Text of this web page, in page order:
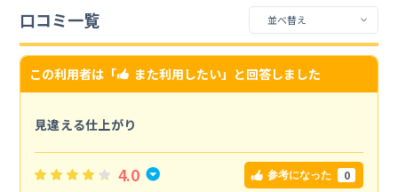
口コミ一覧
この利用者は「 また利用したい」と回答しました
見違える仕上がり
4.0 参考になった 0